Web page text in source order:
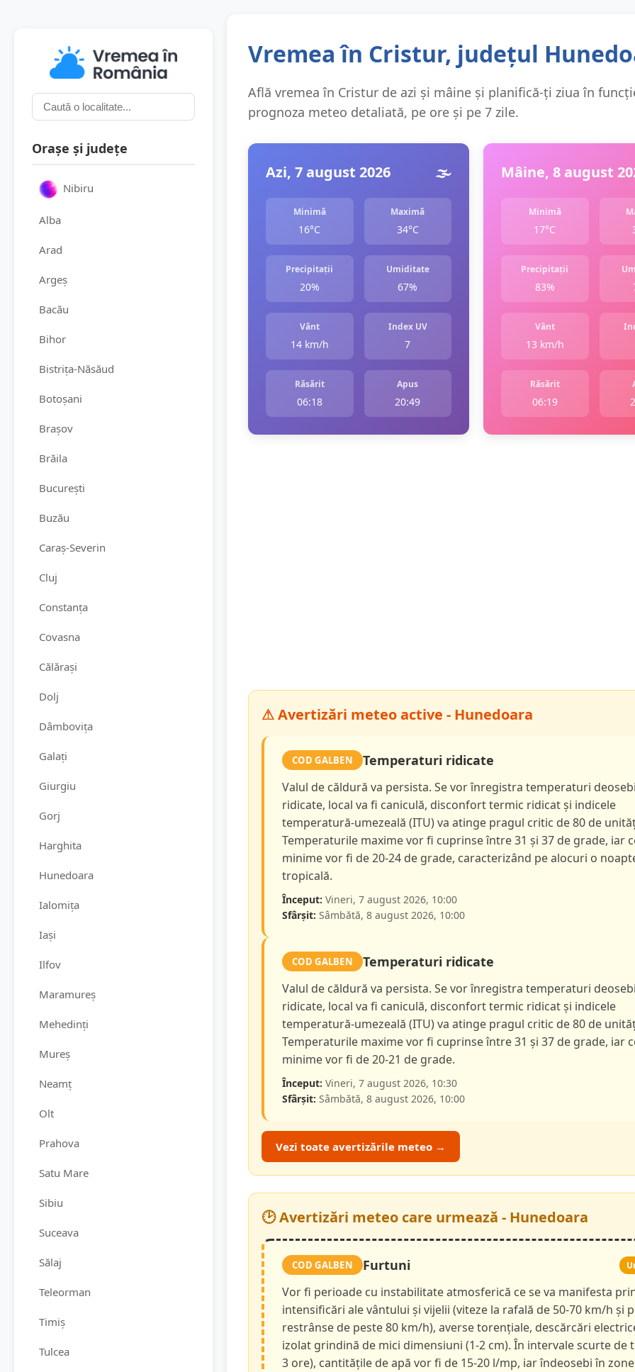
Orașe și județe
Nibiru
Alba
Arad
Argeș
Bacău
Bihor
Bistrița-Năsăud
Botoșani
Brașov
Brăila
București
Buzău
Caraș-Severin
Cluj
Constanța
Covasna
Călărași
Dolj
Dâmbovița
Galați
Giurgiu
Gorj
Harghita
Hunedoara
Ialomița
Iași
Ilfov
Maramureș
Mehedinți
Mureș
Neamț
Olt
Prahova
Satu Mare
Sibiu
Suceava
Sălaj
Teleorman
Timiș
Tulcea
Vremea în Cristur, județul
Află vremea în Cristur de azi și mâine și planifică-ți ziua în
prognoza meteo detaliată, pe ore și pe 7 zile.
Azi, 7 august 2026 🌫️
Minimă
16°C
Maximă
34°C
Precipitații
20%
Umiditate
67%
Vânt
14 km/h
Index UV
7
Răsărit
06:18
Apus
20:49
Mâine, 8 august
Minimă
17°C
Precipitații
83%
Vânt
13 km/h
Răsărit
06:19
⚠ Avertizări meteo active - Hunedoara
COD GALBEN Temperaturi ridicate
Valul de căldură va persista. Se vor înregistra temperaturi
ridicate, local va fi caniculă, disconfort termic ridicat și indicele
temperatură-umezeală (ITU) va atinge pragul critic de 80 de
Temperaturile maxime vor fi cuprinse între 31 și 37 de grade, iar
minime vor fi de 20-24 de grade, caracterizând pe alocuri o
tropicală.
Început: Vineri, 7 august 2026, 10:00
Sfârșit: Sâmbătă, 8 august 2026, 10:00
COD GALBEN Temperaturi ridicate
Valul de căldură va persista. Se vor înregistra temperaturi
ridicate, local va fi caniculă, disconfort termic ridicat și indicele
temperatură-umezeală (ITU) va atinge pragul critic de 80 de
Temperaturile maxime vor fi cuprinse între 31 și 37 de grade, iar
minime vor fi de 20-21 de grade.
Început: Vineri, 7 august 2026, 10:30
Sfârșit: Sâmbătă, 8 august 2026, 10:00
Vezi toate avertizările meteo →
🕑 Avertizări meteo care urmează - Hunedoara
COD GALBEN Furtuni
Vor fi perioade cu instabilitate atmosferică ce se va manifesta
intensificări ale vântului și vijelii (viteze la rafală de 50-70 km/h și
restrânse de peste 80 km/h), averse torențiale, descărcări
izolat grindină de mici dimensiuni (1-2 cm). În intervale scurte de
3 ore), cantitățile de apă vor fi de 15-20 l/mp, iar îndeosebi în